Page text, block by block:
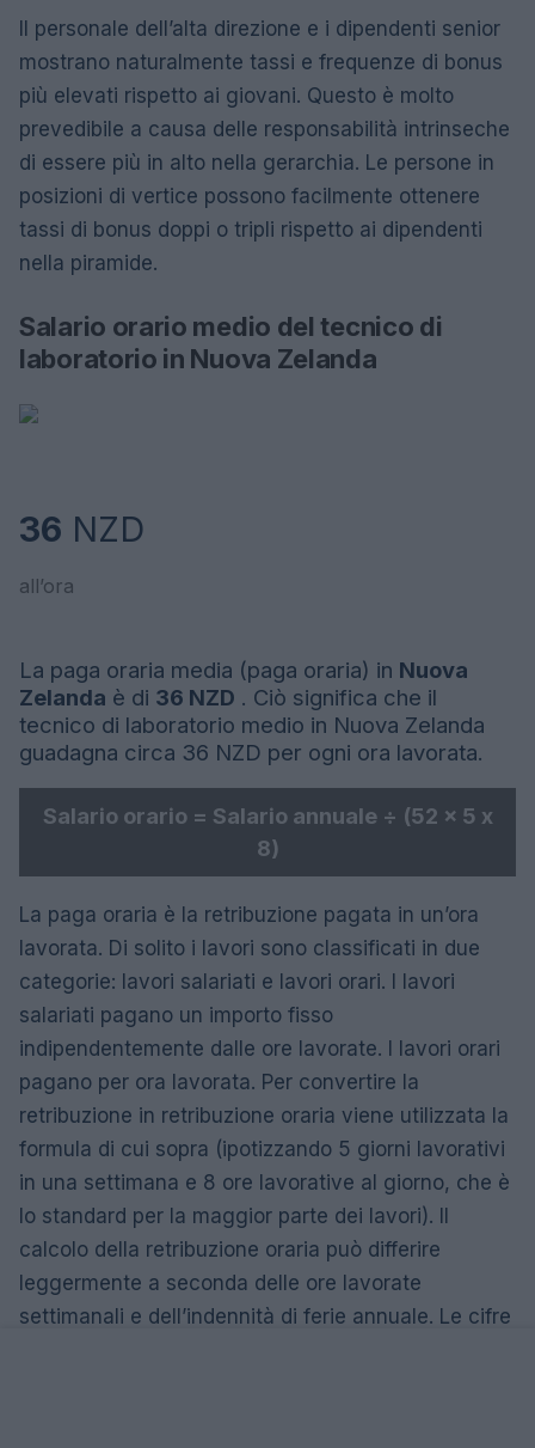
Il personale dell’alta direzione e i dipendenti senior
mostrano naturalmente tassi e frequenze di bonus
più elevati rispetto ai giovani. Questo è molto
prevedibile a causa delle responsabilità intrinseche
di essere più in alto nella gerarchia. Le persone in
posizioni di vertice possono facilmente ottenere
tassi di bonus doppi o tripli rispetto ai dipendenti
nella piramide.
Salario orario medio del tecnico di
laboratorio in Nuova Zelanda
36 NZD
all’ora
La paga oraria media (paga oraria) in Nuova
Zelanda è di 36 NZD . Ciò significa che il
tecnico di laboratorio medio in Nuova Zelanda
guadagna circa 36 NZD per ogni ora lavorata.
Salario orario = Salario annuale ÷ (52 x 5 x
8)
La paga oraria è la retribuzione pagata in un’ora
lavorata. Di solito i lavori sono classificati in due
categorie: lavori salariati e lavori orari. I lavori
salariati pagano un importo fisso
indipendentemente dalle ore lavorate. I lavori orari
pagano per ora lavorata. Per convertire la
retribuzione in retribuzione oraria viene utilizzata la
formula di cui sopra (ipotizzando 5 giorni lavorativi
in ​​una settimana e 8 ore lavorative al giorno, che è
lo standard per la maggior parte dei lavori). Il
calcolo della retribuzione oraria può differire
leggermente a seconda delle ore lavorate
settimanali e dell’indennità di ferie annuale. Le cifre